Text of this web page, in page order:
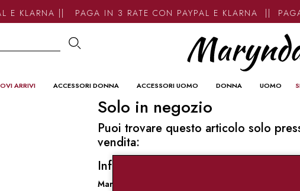
E KLARNA || PAGA IN 3 RATE CON PAYPAL E KLARNA ||
ARRIVI ACCESSORI DONNA ACCESSORI UOMO DONNA UOMO
Solo in negozio
Puoi trovare questo articolo solo
vendita:
Info contatti
Marynda